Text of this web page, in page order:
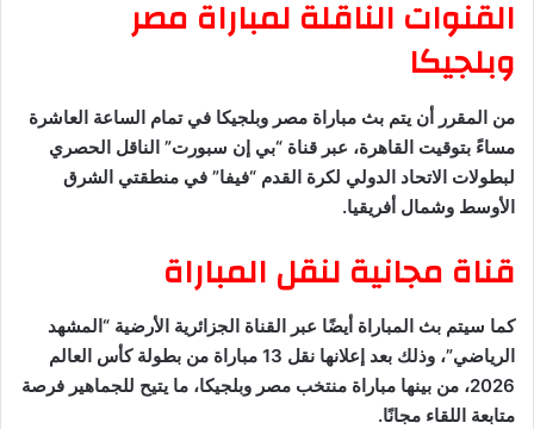
القنوات الناقلة لمباراة مصر
وبلجيكا
من المقرر أن يتم بث مباراة مصر وبلجيكا في تمام الساعة العاشرة
مساءً بتوقيت القاهرة، عبر قناة “بي إن سبورت” الناقل الحصري
لبطولات الاتحاد الدولي لكرة القدم “فيفا” في منطقتي الشرق
الأوسط وشمال أفريقيا.
قناة مجانية لنقل المباراة
كما سيتم بث المباراة أيضًا عبر القناة الجزائرية الأرضية “المشهد
الرياضي”، وذلك بعد إعلانها نقل 13 مباراة من بطولة كأس العالم
2026، من بينها مباراة منتخب مصر وبلجيكا، ما يتيح للجماهير فرصة
متابعة اللقاء مجانًا.